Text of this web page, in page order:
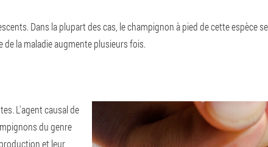
Dans la plupart des cas, le champignon à pied de cette espèce
de la maladie augmente plusieurs fois.
L'agent causal de
du genre
et leur